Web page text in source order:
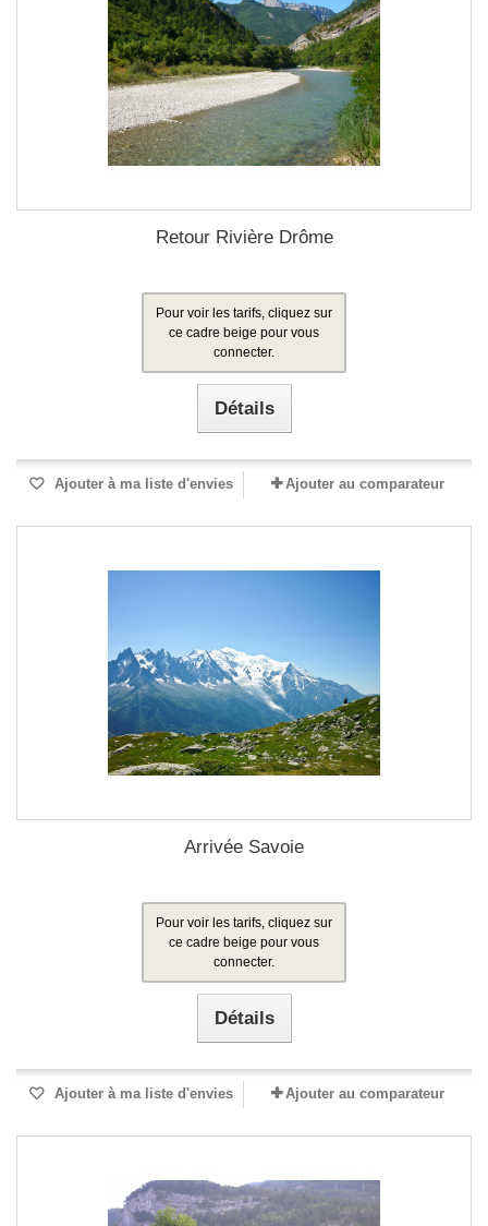
Retour Rivière Drôme
Pour voir les tarifs, cliquez sur
ce cadre beige pour vous
connecter.
Détails
Ajouter à ma liste d'envies Ajouter au comparateur
Arrivée Savoie
Pour voir les tarifs, cliquez sur
ce cadre beige pour vous
connecter.
Détails
Ajouter à ma liste d'envies Ajouter au comparateur